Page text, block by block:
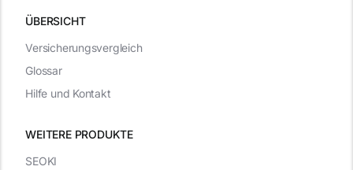
ÜBERSICHT
WEITERE PRODUKTE
Versicherungsvergleich
Glossar
Hilfe und Kontakt
SEOKI